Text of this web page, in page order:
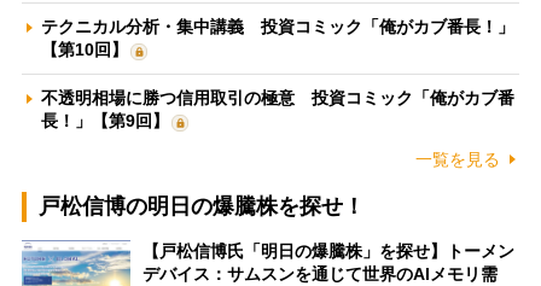
テクニカル分析・集中講義 投資コミック「俺がカブ番長！」
【第10回】
不透明相場に勝つ信用取引の極意 投資コミック「俺がカブ番
長！」【第9回】
一覧を見る
戸松信博の明日の爆騰株を探せ！
【戸松信博氏「明日の爆騰株」を探せ】トーメン
デバイス：サムスンを通じて世界のAIメモリ需